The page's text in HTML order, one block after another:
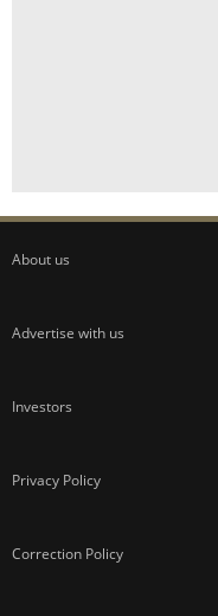
About us
Advertise with us
Investors
Privacy Policy
Correction Policy